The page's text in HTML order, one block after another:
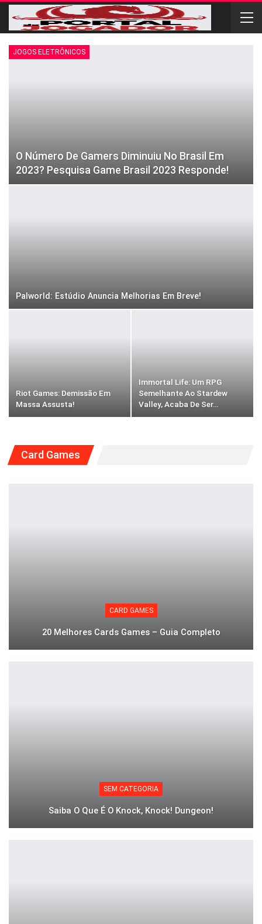
JOGOS ELETRÔNICOS
O Número De Gamers Diminuiu No Brasil Em
2023? Pesquisa Game Brasil 2023 Responde!
Palworld: Estúdio Anuncia Melhorias Em Breve!
Riot Games: Demissão Em
Massa Assusta!
Immortal Life: Um RPG
Semelhante Ao Stardew
Valley, Acaba De Ser…
Card Games
CARD GAMES
20 Melhores Cards Games – Guia Completo
SEM CATEGORIA
Saiba O Que É O Knock, Knock! Dungeon!